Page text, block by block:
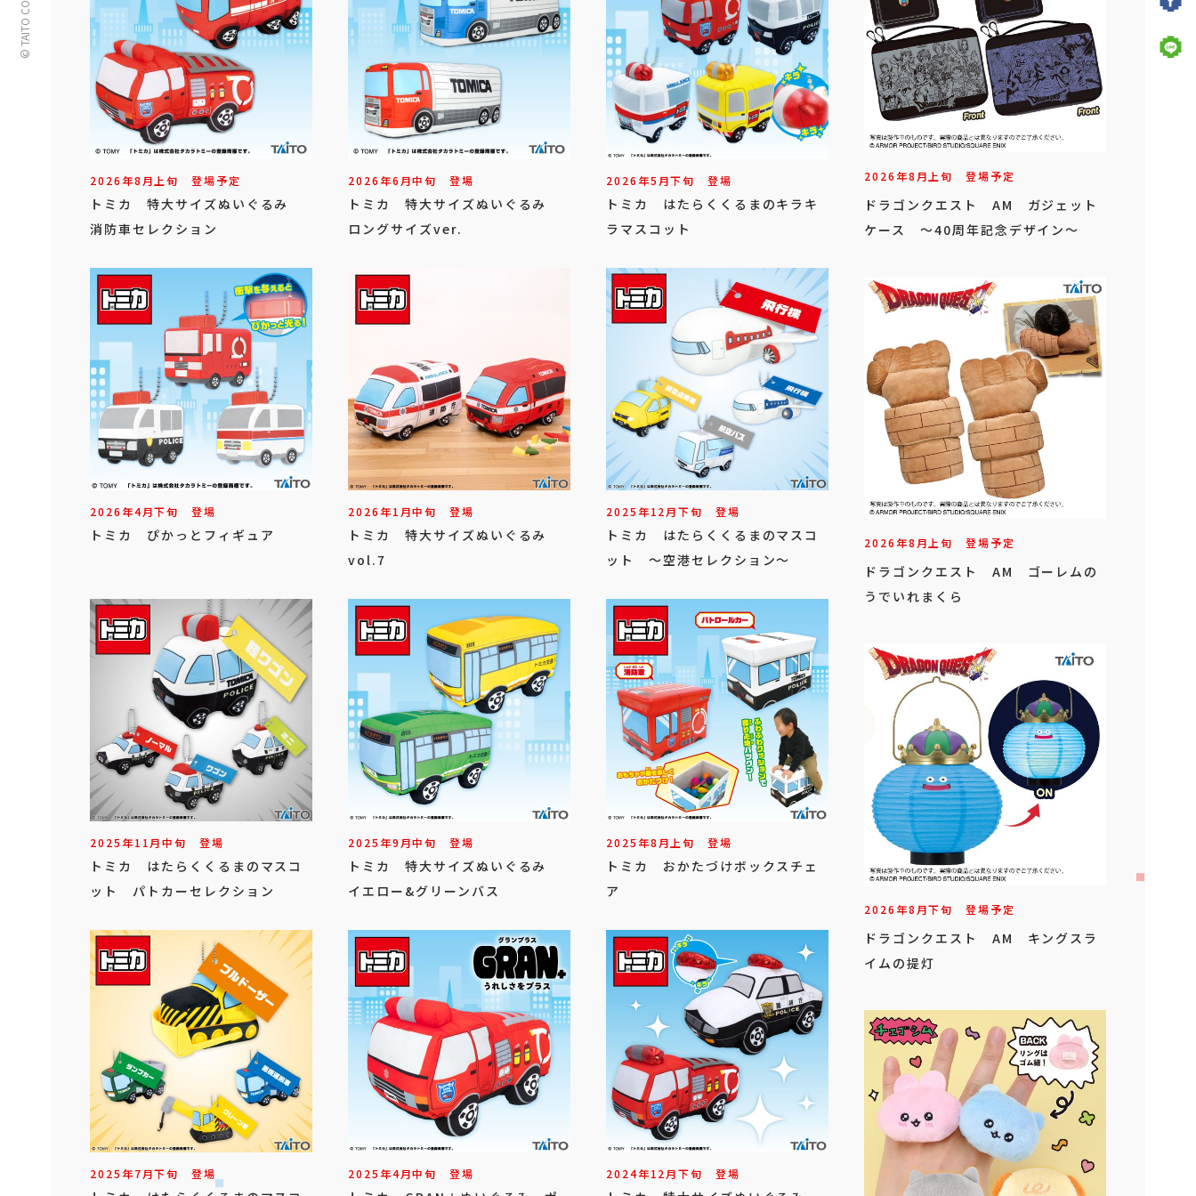
2026年8月上旬 登場予定
トミカ 特大サイズぬいぐるみ
消防車セレクション
2026年6月中旬 登場
トミカ 特大サイズぬいぐるみ
ロングサイズver.
2026年5月下旬 登場
トミカ はたらくくるまのキラキ
ラマスコット
2026年4月下旬 登場
トミカ ぴかっとフィギュア
2026年1月中旬 登場
トミカ 特大サイズぬいぐるみ
vol.7
2025年12月下旬 登場
トミカ はたらくくるまのマスコ
ット ～空港セレクション～
2025年11月中旬 登場
トミカ はたらくくるまのマスコ
ット パトカーセレクション
2025年9月中旬 登場
トミカ 特大サイズぬいぐるみ
イエロー&グリーンバス
2025年8月上旬 登場
トミカ おかたづけボックスチェ
ア
2025年7月下旬 登場 2025年4月中旬 登場 2024年12月下旬 登場
2026年8月上旬 登場予定
ドラゴンクエスト AM ガジェット
ケース ～40周年記念デザイン～
2026年8月上旬 登場予定
ドラゴンクエスト AM ゴーレムの
うでいれまくら
2026年8月下旬 登場予定
ドラゴンクエスト AM キングスラ
イムの提灯